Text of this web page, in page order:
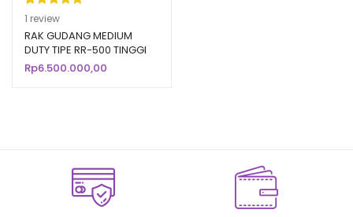
Peringkat
5.00 dari 5
berdasarka
n
1
penilaian
1 review
RAK GUDANG MEDIUM
DUTY TIPE RR-500 TINGGI
250 CM LOAD 500 KG
Rp6.500.000,00